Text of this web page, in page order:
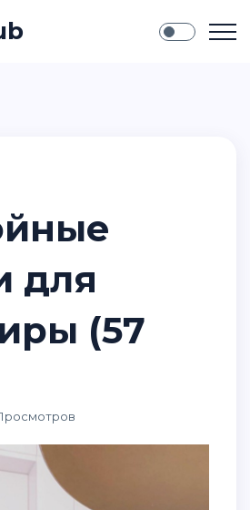
для
(57